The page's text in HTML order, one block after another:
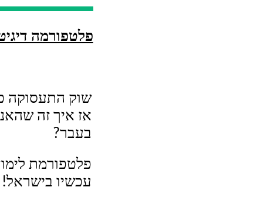
פלטפורמה
שוק התעסוקה
אז איך זה
בעבר?
פלטפורמת
עכשיו בישראל!